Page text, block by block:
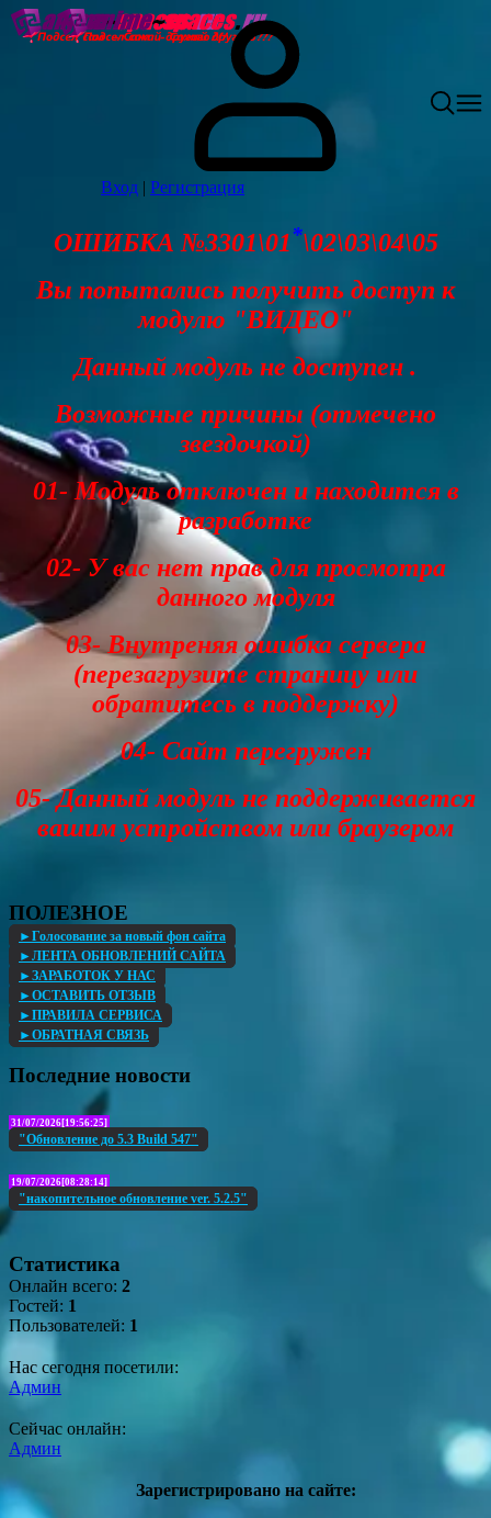
Вход | Регистрация
ОШИБКА №3301\01*\02\03\04\05
Вы попытались получить доступ к
модулю "ВИДЕО"
Данный модуль не доступен .
Возможные причины (отмечено
звездочкой)
01- Модуль отключен и находится в
разработке
02- У вас нет прав для просмотра
данного модуля
03- Внутреняя ошибка сервера
(перезагрузите страницу или
обратитесь в поддержку)
04- Сайт перегружен
05- Данный модуль не поддерживается
вашим устройством или браузером
ПОЛЕЗНОЕ
►Голосование за новый фон сайта
►ЛЕНТА ОБНОВЛЕНИЙ САЙТА
►ЗАРАБОТОК У НАС
►ОСТАВИТЬ ОТЗЫВ
►ПРАВИЛА СЕРВИСА
►ОБРАТНАЯ СВЯЗЬ
Последние новости
31/07/2026[19:56:25]
"Обновление до 5.3 Build 547"
19/07/2026[08:28:14]
"накопительное обновление ver. 5.2.5"
Статистика
Онлайн всего: 2
Гостей: 1
Пользователей: 1
Нас сегодня посетили:
Админ
Сейчас онлайн:
Админ
Зарегистрировано на сайте: